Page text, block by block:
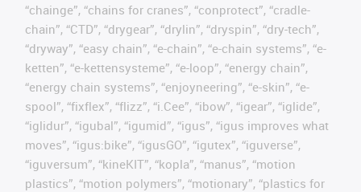
“chainge”, “chains for cranes”, “conprotect”, “cradle-
chain”, “CTD”, “drygear”, “drylin”, “dryspin”, “dry-tech”,
“dryway”, “easy chain”, “e-chain”, “e-chain systems”, “e-
ketten”, “e-kettensysteme”, “e-loop”, “energy chain”,
“energy chain systems”, “enjoyneering”, “e-skin”, “e-
spool”, “fixflex”, “flizz”, “i.Cee”, “ibow”, “igear”, “iglide”,
“iglidur”, “igubal”, “igumid”, “igus”, “igus improves what
moves”, “igus:bike”, “igusGO”, “igutex”, “iguverse”,
“iguversum”, “kineKIT”, “kopla”, “manus”, “motion
plastics”, “motion polymers”, “motionary”, “plastics for